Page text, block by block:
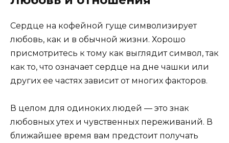
Сердце на кофейной гуще символизирует
любовь, как и в обычной жизни. Хорошо
присмотритесь к тому как выглядит символ, так
как то, что означает сердце на дне чашки или
других ее частях зависит от многих факторов.
В целом для одиноких людей — это знак
любовных утех и чувственных переживаний. В
ближайшее время вам предстоит получать